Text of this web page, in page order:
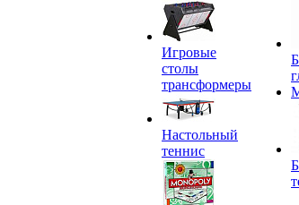
Игровые
столы
трансформеры
Настольный
теннис